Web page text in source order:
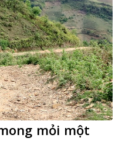
mỏi một